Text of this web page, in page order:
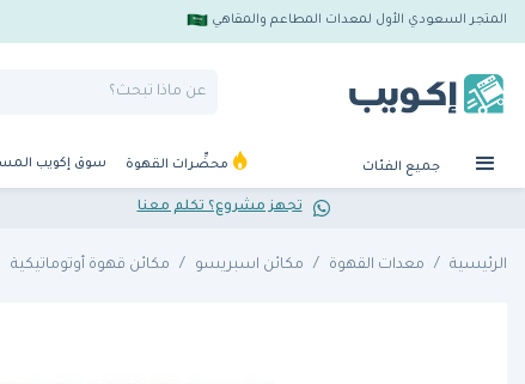
المتجر السعودي الأول لمعدات المطاعم والمقاهي
جميع الفئات محضِّرات القهوة سوق إكويب
تجهز مشروع؟ تكلم معنا
الرئيسية معدات القهوة مكائن اسبريسو مكائن قهوة أوتوماتيكية